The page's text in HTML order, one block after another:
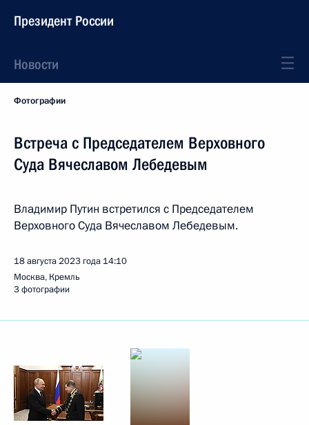
Президент России
Новости
Фотографии
Встреча с Председателем Верховного
Суда Вячеславом Лебедевым
Владимир Путин встретился с Председателем
Верховного Суда Вячеславом Лебедевым.
18 августа 2023 года 14:10
Москва, Кремль
3 фотографии